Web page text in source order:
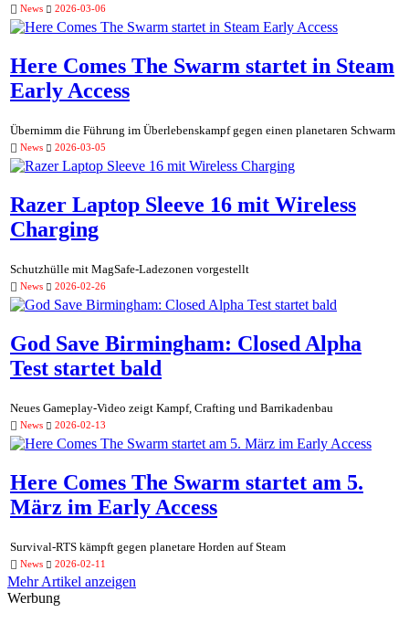
News 2026-03-06
Here Comes The Swarm startet in Steam
Early Access
Übernimm die Führung im Überlebenskampf gegen einen planetaren Schwarm
News 2026-03-05
Razer Laptop Sleeve 16 mit Wireless
Charging
Schutzhülle mit MagSafe-Ladezonen vorgestellt
News 2026-02-26
God Save Birmingham: Closed Alpha
Test startet bald
Neues Gameplay-Video zeigt Kampf, Crafting und Barrikadenbau
News 2026-02-13
Here Comes The Swarm startet am 5.
März im Early Access
Survival-RTS kämpft gegen planetare Horden auf Steam
News 2026-02-11
Mehr Artikel anzeigen
Werbung